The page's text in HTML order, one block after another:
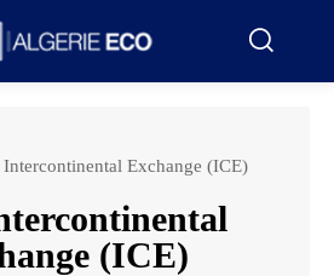
Intercontinental Exchange (ICE)
(ICE)